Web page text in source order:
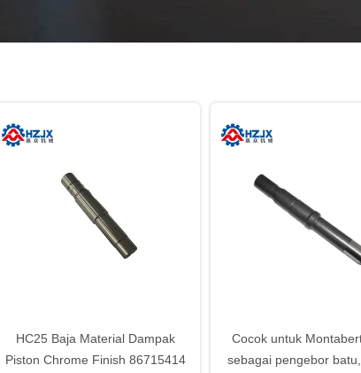
HC25 Baja Material Dampak
Piston Chrome Finish 86715414
Cocok untuk
sebagai pengebor batu,